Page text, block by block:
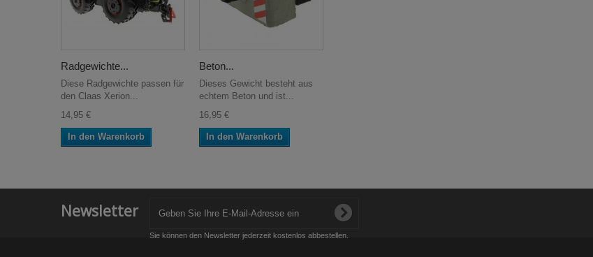
Radgewichte...
Diese Radgewichte passen für
den Claas Xerion...
14,95 €
In den Warenkorb
Beton...
Dieses Gewicht besteht aus
echtem Beton und ist...
16,95 €
In den Warenkorb
Newsletter
Sie können den Newsletter jederzeit kostenlos abbestellen.